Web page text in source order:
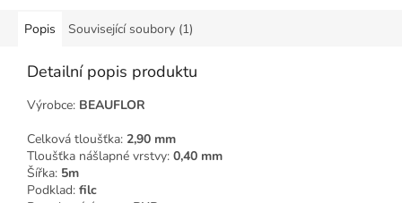
Popis Související soubory (1)
Detailní popis produktu
Výrobce: BEAUFLOR
Celková tloušťka: 2,90 mm
Tloušťka nášlapné vrstvy: 0,40 mm
Šířka: 5m
Podklad: filc